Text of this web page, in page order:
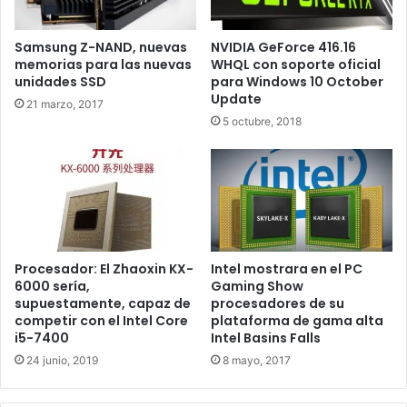
completamente compatibles. Así que pese al incremento
de pines, las dimensiones serán las mismas.
De este modo simplemente deberíamos asegurarnos que
el disipador tiene capacidad suficiente para
. Quien fabricaría este nuevo socket sería
Foxconn, la misma compañía que lleva años fabricándolos.
Samsung Z-NAND, nuevas
memorias para las nuevas
unidades SSD
21 marzo, 2017
NVIDIA GeForce 416.16
WHQL con soporte oficial
para Windows 10 October
Update
5 octubre, 2018
Procesador: El Zhaoxin KX-
6000 sería,
supuestamente, capaz de
competir con el Intel Core
i5-7400
24 junio, 2019
Intel mostrara en el PC
Gaming Show
procesadores de su
plataforma de gama alta
Intel Basins Falls
8 mayo, 2017